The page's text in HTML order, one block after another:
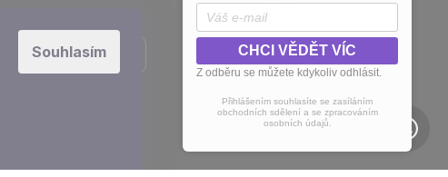
Souhlasím
Přidejte se k nám na sítích
CHCI VĚDĚT VÍC
Z odběru se můžete kdykoliv odhlásit.
Přihlášením souhlasíte se zasíláním
obchodních sdělení a se zpracováním
osobních údajů.